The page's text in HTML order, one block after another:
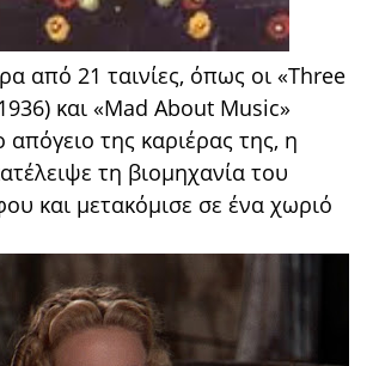
από 21 ταινίες, όπως οι «Three
και «Mad About Music»
απόγειο της καριέρας της, η
τη βιομηχανία του
και μετακόμισε σε ένα χωριό